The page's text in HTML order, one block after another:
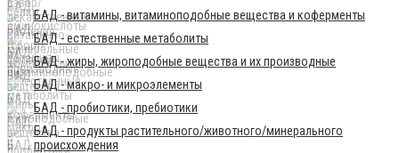
БАД - витамины, витаминоподобные вещества и коферменты
БАД - естественные метаболиты
БАД - жиры, жироподобные вещества и их производные
БАД - макро- и микроэлементы
БАД - пробиотики, пребиотики
БАД - продукты растительного/животного/минерального
происхождения